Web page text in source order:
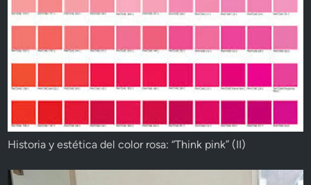
Historia y estética del color rosa: “Think pink” (II)